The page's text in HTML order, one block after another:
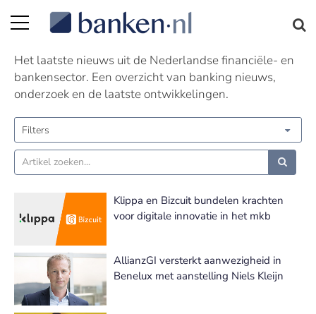
Nieuws | Pagina 45
Het laatste nieuws uit de Nederlandse financiële- en
bankensector. Een overzicht van banking nieuws,
onderzoek en de laatste ontwikkelingen.
Filters
Klippa en Bizcuit bundelen krachten
voor digitale innovatie in het mkb
AllianzGI versterkt aanwezigheid in
Benelux met aanstelling Niels Kleijn